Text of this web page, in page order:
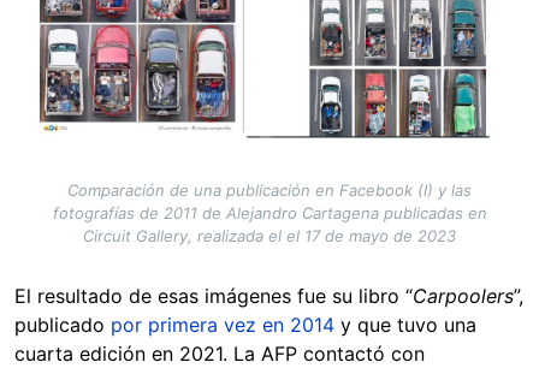
Comparación de una publicación en Facebook (I) y las
fotografías de 2011 de Alejandro Cartagena publicadas en
Circuit Gallery, realizada el el 17 de mayo de 2023
El resultado de esas imágenes fue su libro “Carpoolers”,
publicado por primera vez en 2014 y que tuvo una
cuarta edición en 2021. La AFP contactó con